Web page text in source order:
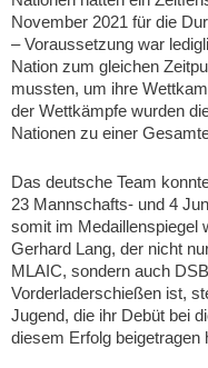
November 2021 für die
– Voraussetzung war
Nation zum gleichen
mussten, um ihre
der Wettkämpfe wurden
Nationen zu einer
Das deutsche Team
23 Mannschafts- und 4
somit im Medaillenspiegel
Gerhard Lang, der nicht
MLAIC, sondern auch
Vorderladerschießen ist,
Jugend, die ihr Debüt bei
diesem Erfolg beigetragen